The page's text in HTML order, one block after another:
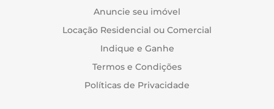
Anuncie seu imóvel
Locação Residencial ou Comercial
Indique e Ganhe
Termos e Condições
Políticas de Privacidade